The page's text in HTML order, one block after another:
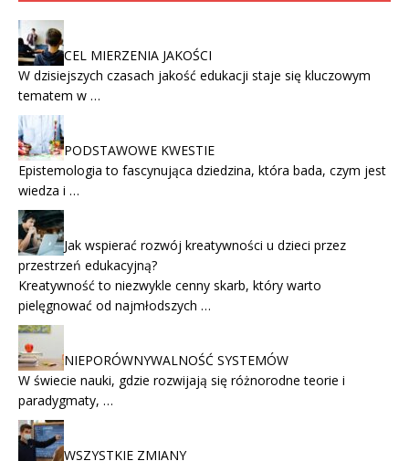
CEL MIERZENIA JAKOŚCI
W dzisiejszych czasach jakość edukacji staje się kluczowym
tematem w …
PODSTAWOWE KWESTIE
Epistemologia to fascynująca dziedzina, która bada, czym jest
wiedza i …
Jak wspierać rozwój kreatywności u dzieci przez
przestrzeń edukacyjną?
Kreatywność to niezwykle cenny skarb, który warto
pielęgnować od najmłodszych …
NIEPORÓWNYWALNOŚĆ SYSTEMÓW
W świecie nauki, gdzie rozwijają się różnorodne teorie i
paradygmaty, …
WSZYSTKIE ZMIANY